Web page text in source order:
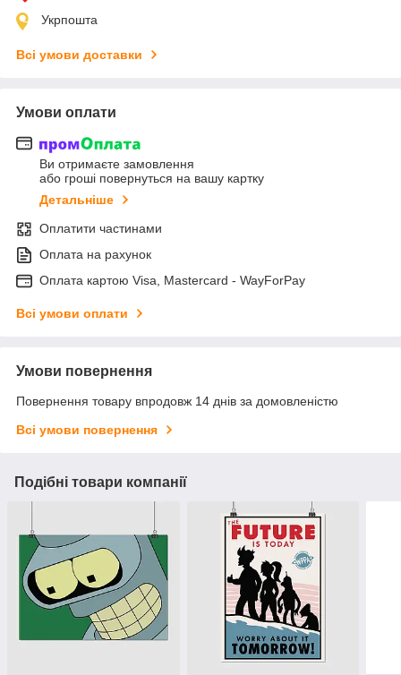
Укрпошта
Всі умови доставки
Умови оплати
Ви отримаєте замовлення
або гроші повернуться на вашу картку
Детальніше
Оплатити частинами
Оплата на рахунок
Оплата картою Visa, Mastercard - WayForPay
Всі умови оплати
Умови повернення
Повернення товару впродовж 14 днів за домовленістю
Всі умови повернення
Подібні товари компанії